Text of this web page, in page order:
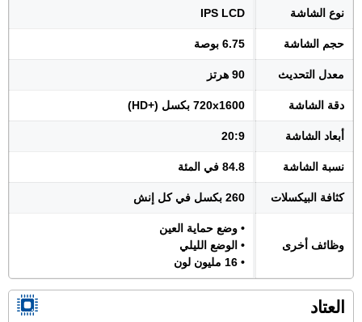
نوع الشاشة IPS LCD
حجم الشاشة 6.75 بوصة
معدل التحديث 90 هرتز
دقة الشاشة 720x1600 بكسل (+HD)
أبعاد الشاشة 20:9
نسبة الشاشة 84.8 في المئة
كثافة البيكسلات 260 بكسل في كل إنش
وظائف أخرى
• وضع حماية العين
• الوضع الليلي
• 16 مليون لون
العتاد